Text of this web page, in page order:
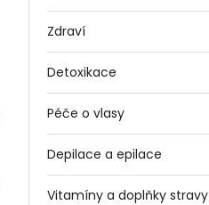
Zdraví
Detoxikace
Péče o vlasy
Depilace a epilace
Vitamíny a doplňky stravy